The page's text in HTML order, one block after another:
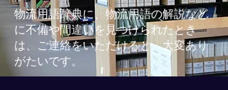
物流用語辞典に、物流用語の解説など
に不備や間違いを見つけられたとき
は、ご連絡をいただけると、大変あり
がたいです。